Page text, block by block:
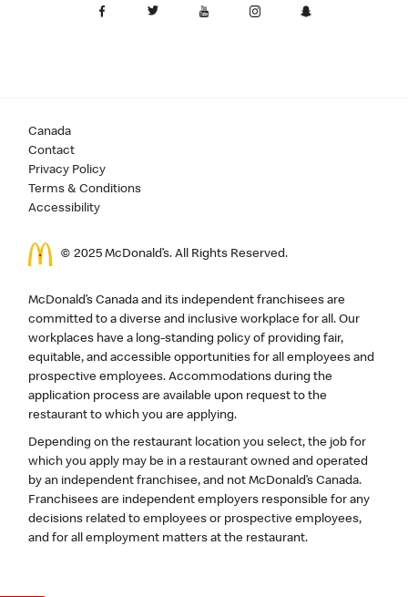
Canada
Contact
Privacy Policy
Terms & Conditions
Accessibility
© 2025 McDonald’s. All Rights Reserved.
McDonald’s Canada and its independent franchisees are
committed to a diverse and inclusive workplace for all. Our
workplaces have a long-standing policy of providing fair,
equitable, and accessible opportunities for all employees and
prospective employees. Accommodations during the
application process are available upon request to the
restaurant to which you are applying.
Depending on the restaurant location you select, the job for
which you apply may be in a restaurant owned and operated
by an independent franchisee, and not McDonald’s Canada.
Franchisees are independent employers responsible for any
decisions related to employees or prospective employees,
and for all employment matters at the restaurant.